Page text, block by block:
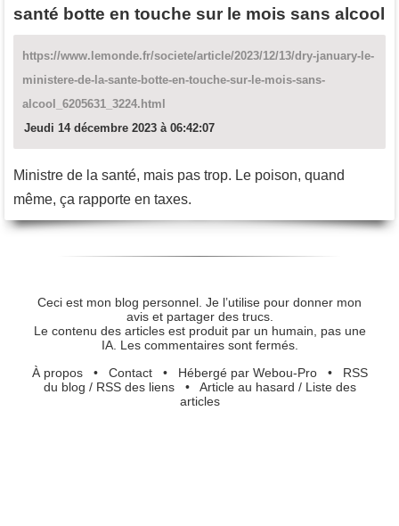
santé botte en touche sur le mois sans alcool
https://www.lemonde.fr/societe/article/2023/12/13/dry-january-le-
ministere-de-la-sante-botte-en-touche-sur-le-mois-sans-
alcool_6205631_3224.html
Jeudi 14 décembre 2023 à 06:42:07
Ministre de la santé, mais pas trop. Le poison, quand
même, ça rapporte en taxes.
Ceci est mon blog personnel. Je l’utilise pour donner mon
avis et partager des trucs.
Le contenu des articles est produit par un humain, pas une
IA. Les commentaires sont fermés.
À propos• Contact• Hébergé par Webou-Pro• RSS
du blog / RSS des liens• Article au hasard / Liste des
articles